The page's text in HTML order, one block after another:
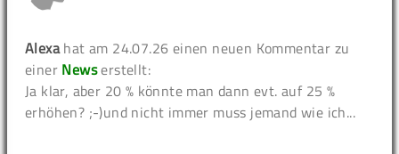
Alexahat am 24.07.26 einen neuen Kommentar zu
einer Newserstellt:
Ja klar, aber 20 % könnte man dann evt. auf 25 %
erhöhen? ;-)und nicht immer muss jemand wie ich...